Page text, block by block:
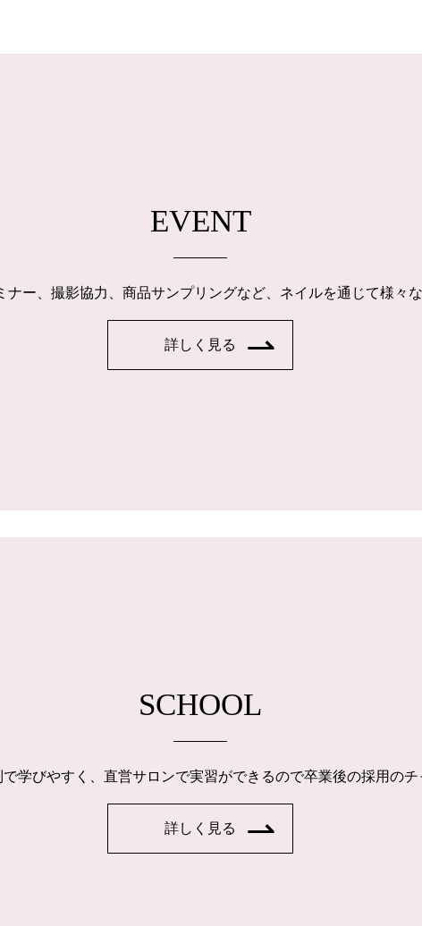
EVENT
ー、撮影協力、商品サンプリングなど、ネイルを通じて様々
詳しく見る
SCHOOL
学びやすく、直営サロンで実習ができるので卒業後の採用のチ
詳しく見る